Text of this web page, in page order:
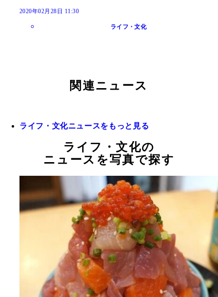
2020年02月28日 11:30
ライフ・文化
関連ニュース
ライフ・文化ニュースをもっと見る
ライフ・文化の
ニュースを写真で探す